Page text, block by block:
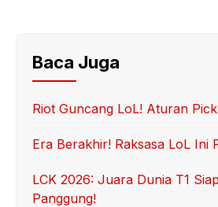
Baca Juga
Riot Guncang LoL! Aturan
Era Berakhir! Raksasa LoL Ini
LCK 2026: Juara Dunia T1
Panggung!